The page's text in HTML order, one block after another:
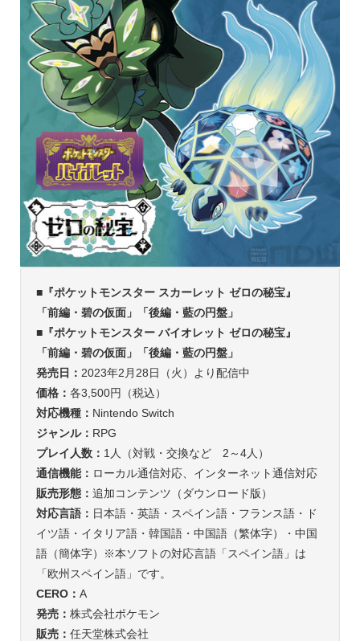
■『ポケットモンスター スカーレット ゼロの秘宝』
「前編・碧の仮面」「後編・藍の円盤」
■『ポケットモンスター バイオレット ゼロの秘宝』
「前編・碧の仮面」「後編・藍の円盤」
発売日 ： 2023年2月28日（火）より配信中
価格： 各3,500円（税込）
対応機種： Nintendo Switch
ジャンル： RPG
プレイ人数： 1人（対戦・交換など 2～4人）
通信機能： ローカル通信対応、インターネット通信対応
販売形態： 追加コンテンツ（ダウンロード版）
対応言語： 日本語・英語・スペイン語・フランス語・ド
イツ語・イタリア語・韓国語・中国語（繁体字）・中国
語（簡体字）※本ソフトの対応言語「スペイン語」は
「欧州スペイン語」です。
CERO： A
発売： 株式会社ポケモン
販売： 任天堂株式会社